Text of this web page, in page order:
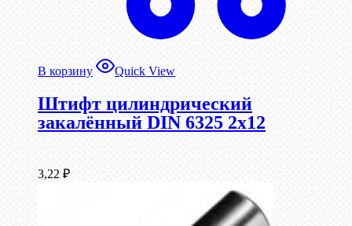
В корзину Quick View
Штифт цилиндрический
закалённый DIN 6325 2х12
3,22 ₽